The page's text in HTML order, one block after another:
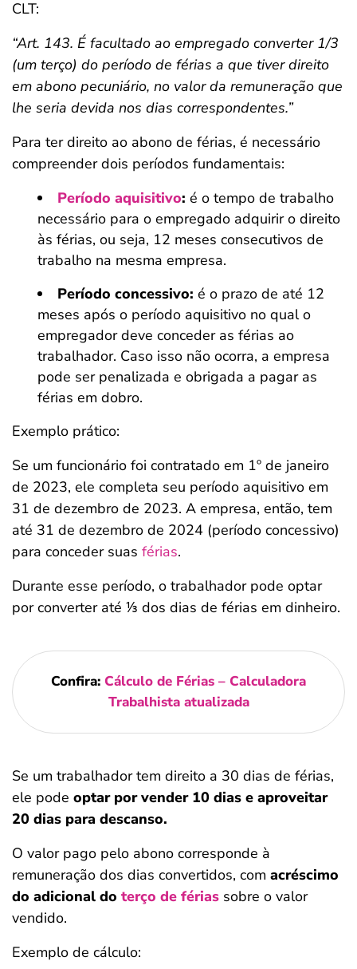
CLT:
“Art. 143. É facultado ao empregado converter 1/3
(um terço) do período de férias a que tiver direito
em abono pecuniário, no valor da remuneração que
lhe seria devida nos dias correspondentes.”
Para ter direito ao abono de férias, é necessário
compreender dois períodos fundamentais:
Período aquisitivo: é o tempo de trabalho
necessário para o empregado adquirir o direito
às férias, ou seja, 12 meses consecutivos de
trabalho na mesma empresa.
Período concessivo: é o prazo de até 12
meses após o período aquisitivo no qual o
empregador deve conceder as férias ao
trabalhador. Caso isso não ocorra, a empresa
pode ser penalizada e obrigada a pagar as
férias em dobro.
Exemplo prático:
Se um funcionário foi contratado em 1º de janeiro
de 2023, ele completa seu período aquisitivo em
31 de dezembro de 2023. A empresa, então, tem
até 31 de dezembro de 2024 (período concessivo)
para conceder suas férias.
Durante esse período, o trabalhador pode optar
por converter até ⅓ dos dias de férias em dinheiro.
Confira: Cálculo de Férias – Calculadora
Trabalhista atualizada
Se um trabalhador tem direito a 30 dias de férias,
ele pode optar por vender 10 dias e aproveitar
20 dias para descanso.
O valor pago pelo abono corresponde à
remuneração dos dias convertidos, com acréscimo
do adicional do terço de férias sobre o valor
vendido.
Exemplo de cálculo: